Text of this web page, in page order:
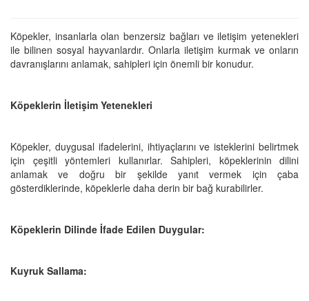
Köpekler, insanlarla olan benzersiz bağları ve iletişim yetenekleri
ile bilinen sosyal hayvanlardır. Onlarla iletişim kurmak ve onların
davranışlarını anlamak, sahipleri için önemli bir konudur.
Köpeklerin İletişim Yetenekleri
Köpekler, duygusal ifadelerini, ihtiyaçlarını ve isteklerini belirtmek
için çeşitli yöntemleri kullanırlar. Sahipleri, köpeklerinin dilini
anlamak ve doğru bir şekilde yanıt vermek için çaba
gösterdiklerinde, köpeklerle daha derin bir bağ kurabilirler.
Köpeklerin Dilinde İfade Edilen Duygular:
Kuyruk Sallama: